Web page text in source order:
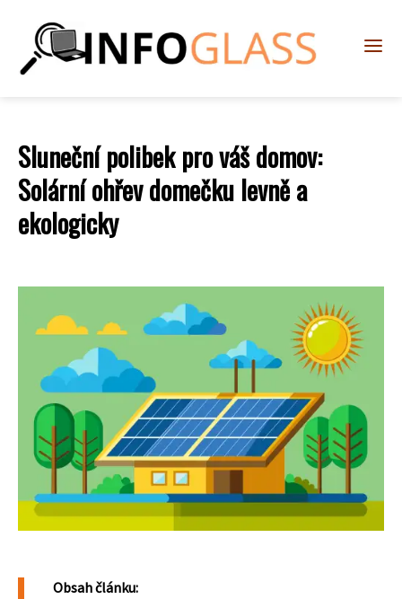
Sluneční polibek pro váš domov:
Solární ohřev domečku levně a
ekologicky
Obsah článku: